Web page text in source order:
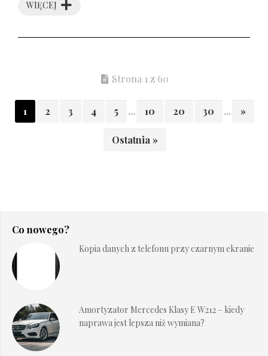
WIĘCEJ
Strona 1 z 60
1 2 3 4 5 ... 10 20 30 ... »
Ostatnia »
Co nowego?
Kopia danych z telefonu przy czarnym ekranie
Amortyzator Mercedes Klasy E W212 – kiedy
naprawa jest lepsza niż wymiana?